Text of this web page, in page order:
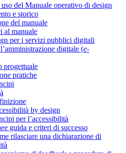
del Manuale operativo di design
e storico
del manuale
al manuale
per i servizi pubblici digitali
digitale (e-
progettuale
pratiche
by design
per l’accessibilità
guida e criteri di successo
rilasciare una dichiarazione di